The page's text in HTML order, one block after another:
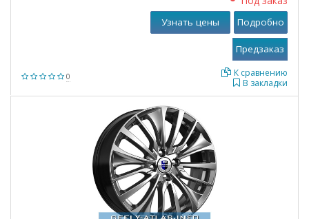
0
В закладки
К сравнению
Узнать цены Подробно